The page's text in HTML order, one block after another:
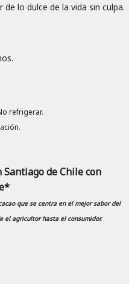
lo dulce de la vida sin culpa.
refrigerar.
de Chile con
que se centra en el mejor sabor del
el agricultor hasta el consumidor.